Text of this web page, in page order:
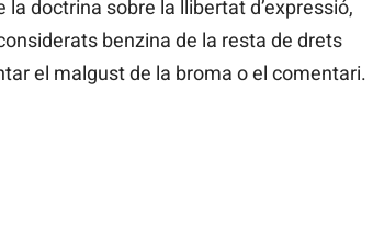
doctrina sobre la llibertat d’expressió,
benzina de la resta de drets
el malgust de la broma o el comentari.